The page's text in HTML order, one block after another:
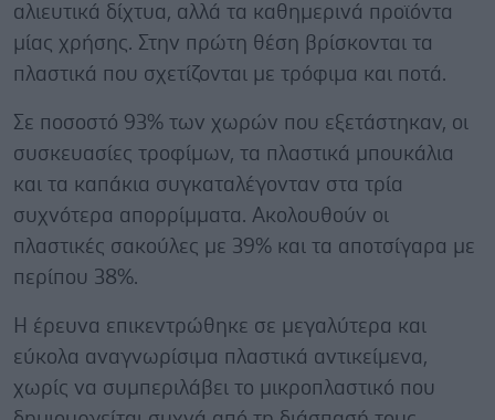
αλιευτικά δίχτυα, αλλά τα καθημερινά προϊόντα
μίας χρήσης. Στην πρώτη θέση βρίσκονται τα
πλαστικά που σχετίζονται με τρόφιμα και ποτά.
Σε ποσοστό 93% των χωρών που εξετάστηκαν, οι
συσκευασίες τροφίμων, τα πλαστικά μπουκάλια
και τα καπάκια συγκαταλέγονταν στα τρία
συχνότερα απορρίμματα. Ακολουθούν οι
πλαστικές σακούλες με 39% και τα αποτσίγαρα με
περίπου 38%.
Η έρευνα επικεντρώθηκε σε μεγαλύτερα και
εύκολα αναγνωρίσιμα πλαστικά αντικείμενα,
χωρίς να συμπεριλάβει το μικροπλαστικό που